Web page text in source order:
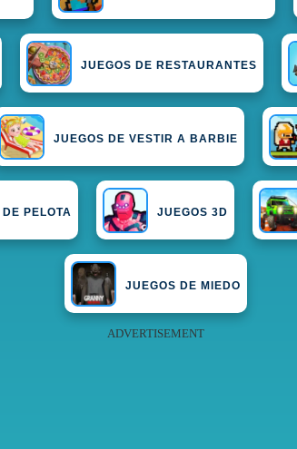
JUEGOS DE RESTAURANTES
JUEGOS DE VESTIR A BARBIE
PELOTA JUEGOS 3D
JUEGOS DE MIEDO
ADVERTISEMENT